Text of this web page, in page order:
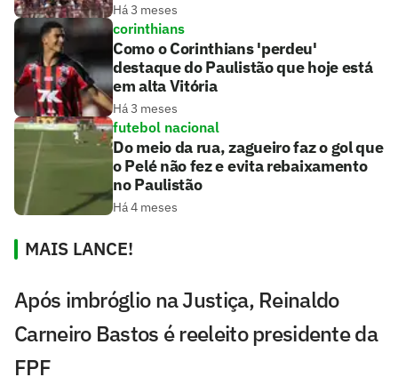
Há 3 meses
corinthians
Como o Corinthians 'perdeu'
destaque do Paulistão que hoje está
em alta Vitória
Há 3 meses
futebol nacional
Do meio da rua, zagueiro faz o gol que
o Pelé não fez e evita rebaixamento
no Paulistão
Há 4 meses
MAIS LANCE!
Após imbróglio na Justiça, Reinaldo
Carneiro Bastos é reeleito presidente da
FPF